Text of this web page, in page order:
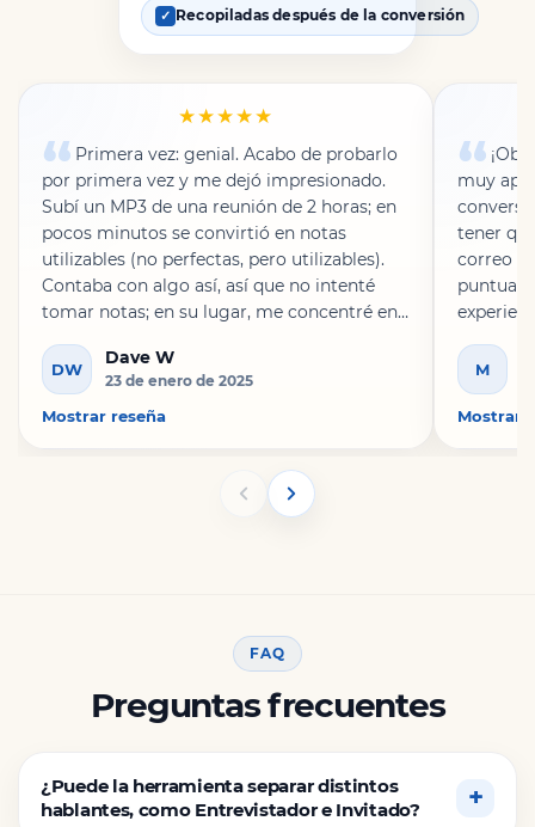
✓ Recopiladas después de la conversión
★★★★★
Primera vez: genial. Acabo de probarlo
por primera vez y me dejó impresionado.
Subí un MP3 de una reunión de 2 horas; en
pocos minutos se convirtió en notas
utilizables (no perfectas, pero utilizables).
Contaba con algo así, así que no intenté
tomar notas; en su lugar, me concentré en
preocuparme por perderme algo, ni en
tener que pasar otras 2 horas escuchando
la grabación de audio para luego seguir
haciendo notas. En cambio, puedo extraer
lo importante en .txt, revisarlo y listo.
DW
Dave W
23 de enero de 2025
Mostrar reseña
muy
tener
correo
como la
lugar de
M
Mostrar
FAQ
Preguntas frecuentes
¿Puede la herramienta separar distintos
hablantes, como Entrevistador e Invitado?